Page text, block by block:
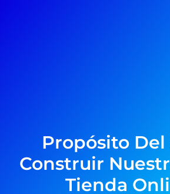
Propósito Del
Construir
Tienda